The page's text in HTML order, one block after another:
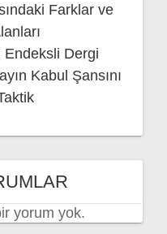
Farklar ve
Dergi
Kabul Şansını
yorum yok.